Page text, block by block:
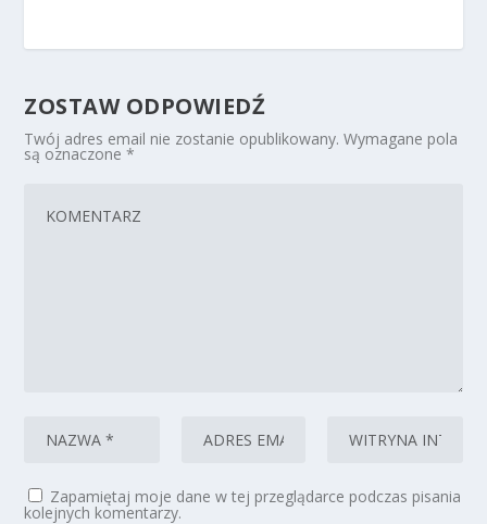
ZOSTAW ODPOWIEDŹ
Twój adres email nie zostanie opublikowany. Wymagane pola
są oznaczone*
Zapamiętaj moje dane w tej przeglądarce podczas pisania
kolejnych komentarzy.